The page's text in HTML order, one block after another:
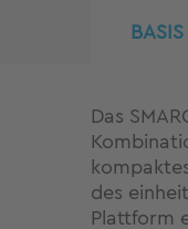
Das
des
Plattform